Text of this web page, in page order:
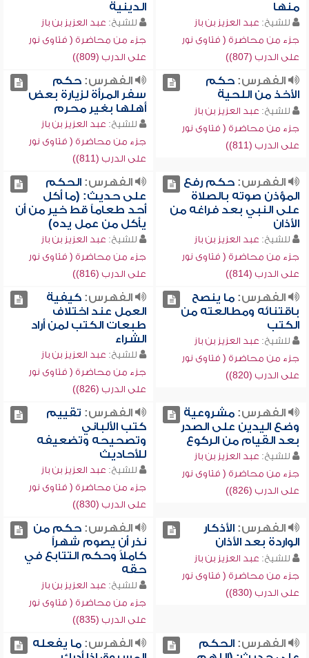
منها
للشيخ: عبد العزيز بن باز
جزء من محاضرة ( فتاوى نور
على الدرب (807))
الدينية
للشيخ: عبد العزيز بن باز
جزء من محاضرة ( فتاوى نور
على الدرب (809))
الفهرس:حكم
الأخذ من اللحية
للشيخ: عبد العزيز بن باز
جزء من محاضرة ( فتاوى نور
على الدرب (811))
الفهرس:حكم
سفر المرأة لزيارة بعض
أهلها بغير محرم
للشيخ: عبد العزيز بن باز
جزء من محاضرة ( فتاوى نور
على الدرب (811))
الفهرس:حكم رفع
المؤذن صوته بالصلاة
على النبي بعد فراغه من
الأذان
للشيخ: عبد العزيز بن باز
جزء من محاضرة ( فتاوى نور
على الدرب (814))
الفهرس:الحكم
على حديث: (ما أكل
أحد طعاماً قط خير من أن
يأكل من عمل يده)
للشيخ: عبد العزيز بن باز
جزء من محاضرة ( فتاوى نور
على الدرب (816))
الفهرس:ما ينصح
باقتنائه ومطالعته من
الكتب
للشيخ: عبد العزيز بن باز
جزء من محاضرة ( فتاوى نور
على الدرب (820))
الفهرس:كيفية
العمل عند اختلاف
طبعات الكتب لمن أراد
الشراء
للشيخ: عبد العزيز بن باز
جزء من محاضرة ( فتاوى نور
على الدرب (826))
الفهرس:مشروعية
وضع اليدين على الصدر
بعد القيام من الركوع
للشيخ: عبد العزيز بن باز
جزء من محاضرة ( فتاوى نور
على الدرب (826))
الفهرس: تقييم
كتب الألباني
وتصحيحه وتضعيفه
للأحاديث
للشيخ: عبد العزيز بن باز
جزء من محاضرة ( فتاوى نور
على الدرب (830))
الفهرس:الأذكار
الواردة بعد الأذان
للشيخ: عبد العزيز بن باز
جزء من محاضرة ( فتاوى نور
على الدرب (830))
الفهرس:حكم من
نذر أن يصوم شهراً
كاملاً وحكم التتابع في
حقه
للشيخ: عبد العزيز بن باز
جزء من محاضرة ( فتاوى نور
على الدرب (835))
الفهرس:الحكم
الفهرس:ما يفعله